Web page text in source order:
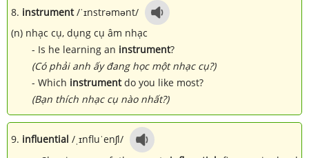
8. instrument/ˈɪnstrəmənt/
(n) nhạc cụ, dụng cụ âm nhạc
- Is he learning an instrument?
(Có phải anh ấy đang học một nhạc cụ?)
- Which instrumentdo you like most?
(Bạn thích nhạc cụ nào nhất?)
9. influential /ˌɪnfluˈenʃl/